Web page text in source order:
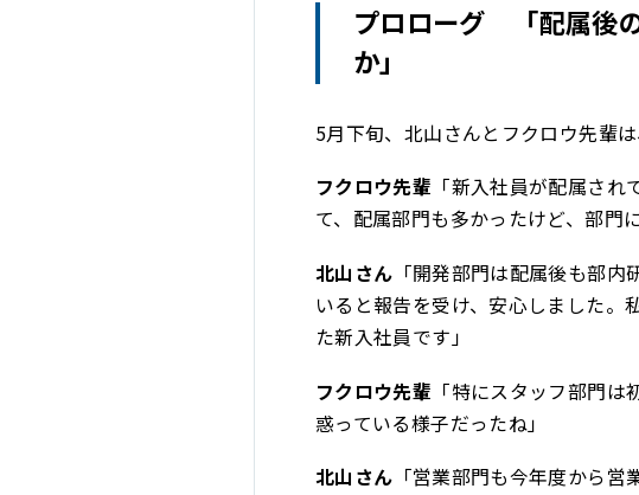
プロローグ 「配属後
か」
5月下旬、北山さんとフクロウ先輩
フクロウ先輩 「新入社員が配属さ
て、配属部門も多かったけど、部門
北山さん 「開発部門は配属後も部
いると報告を受け、安心しました。
た新入社員です」
フクロウ先輩 「特にスタッフ部門
惑っている様子だったね」
北山さん 「営業部門も今年度から